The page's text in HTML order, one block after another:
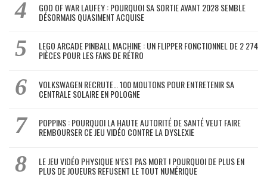
GOD OF WAR LAUFEY : POURQUOI SA SORTIE AVANT 2028 SEMBLE
DÉSORMAIS QUASIMENT ACQUISE
LEGO ARCADE PINBALL MACHINE : UN FLIPPER FONCTIONNEL DE 2 274
PIÈCES POUR LES FANS DE RÉTRO
VOLKSWAGEN RECRUTE… 100 MOUTONS POUR ENTRETENIR SA
CENTRALE SOLAIRE EN POLOGNE
POPPINS : POURQUOI LA HAUTE AUTORITÉ DE SANTÉ VEUT FAIRE
REMBOURSER CE JEU VIDÉO CONTRE LA DYSLEXIE
LE JEU VIDÉO PHYSIQUE N’EST PAS MORT ! POURQUOI DE PLUS EN
PLUS DE JOUEURS REFUSENT LE TOUT NUMÉRIQUE